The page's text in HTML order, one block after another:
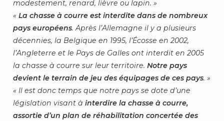
modestement, renard, lièvre ou lapin.
La chasse à courre est interdite dans de nombreux
pays européens. Après l’Allemagne il y a plusieurs
décennies, la Belgique en 1995, l’Écosse en 2002,
l’Angleterre et le Pays de Galles ont interdit en 2005
la chasse à courre sur leur territoire.Notre pays
devient le terrain de jeu des équipages de ces pays.
Il est donc temps que notre pays se dote d’une
législation visant àinterdire la chasse à courre,
assortie d’un plan de réhabilitation concertée des